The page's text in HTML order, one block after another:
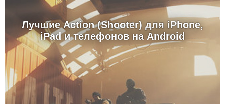
Лучшие Action (Shooter) для iPhone,
iPad и телефонов на Android